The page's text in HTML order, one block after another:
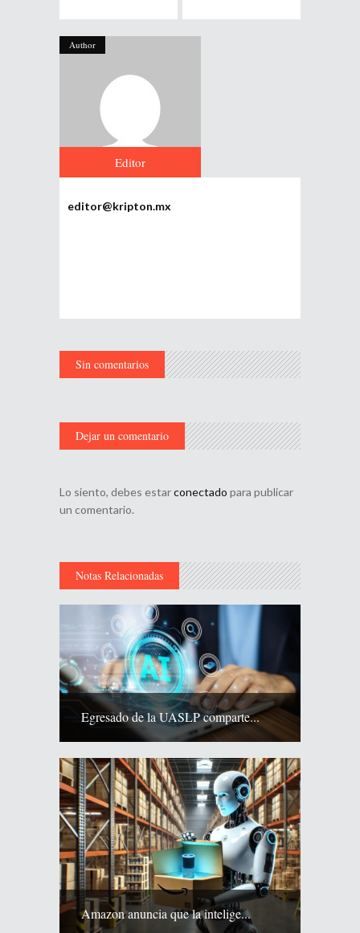
Author
Editor
editor@kripton.mx
Sin comentarios
Dejar un comentario
Lo siento, debes estarconectado para publicar
un comentario.
Notas Relacionadas
Egresado de la UASLP comparte...
Amazon anuncia que la intelige...